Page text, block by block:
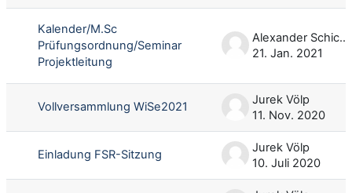
Kalender/M.Sc
Prüfungsordnung/Seminar
Projektleitung
Alexander Schicke
21. Jan. 2021
Vollversammlung WiSe2021
Jurek Völp
11. Nov. 2020
Einladung FSR-Sitzung
Jurek Völp
10. Juli 2020